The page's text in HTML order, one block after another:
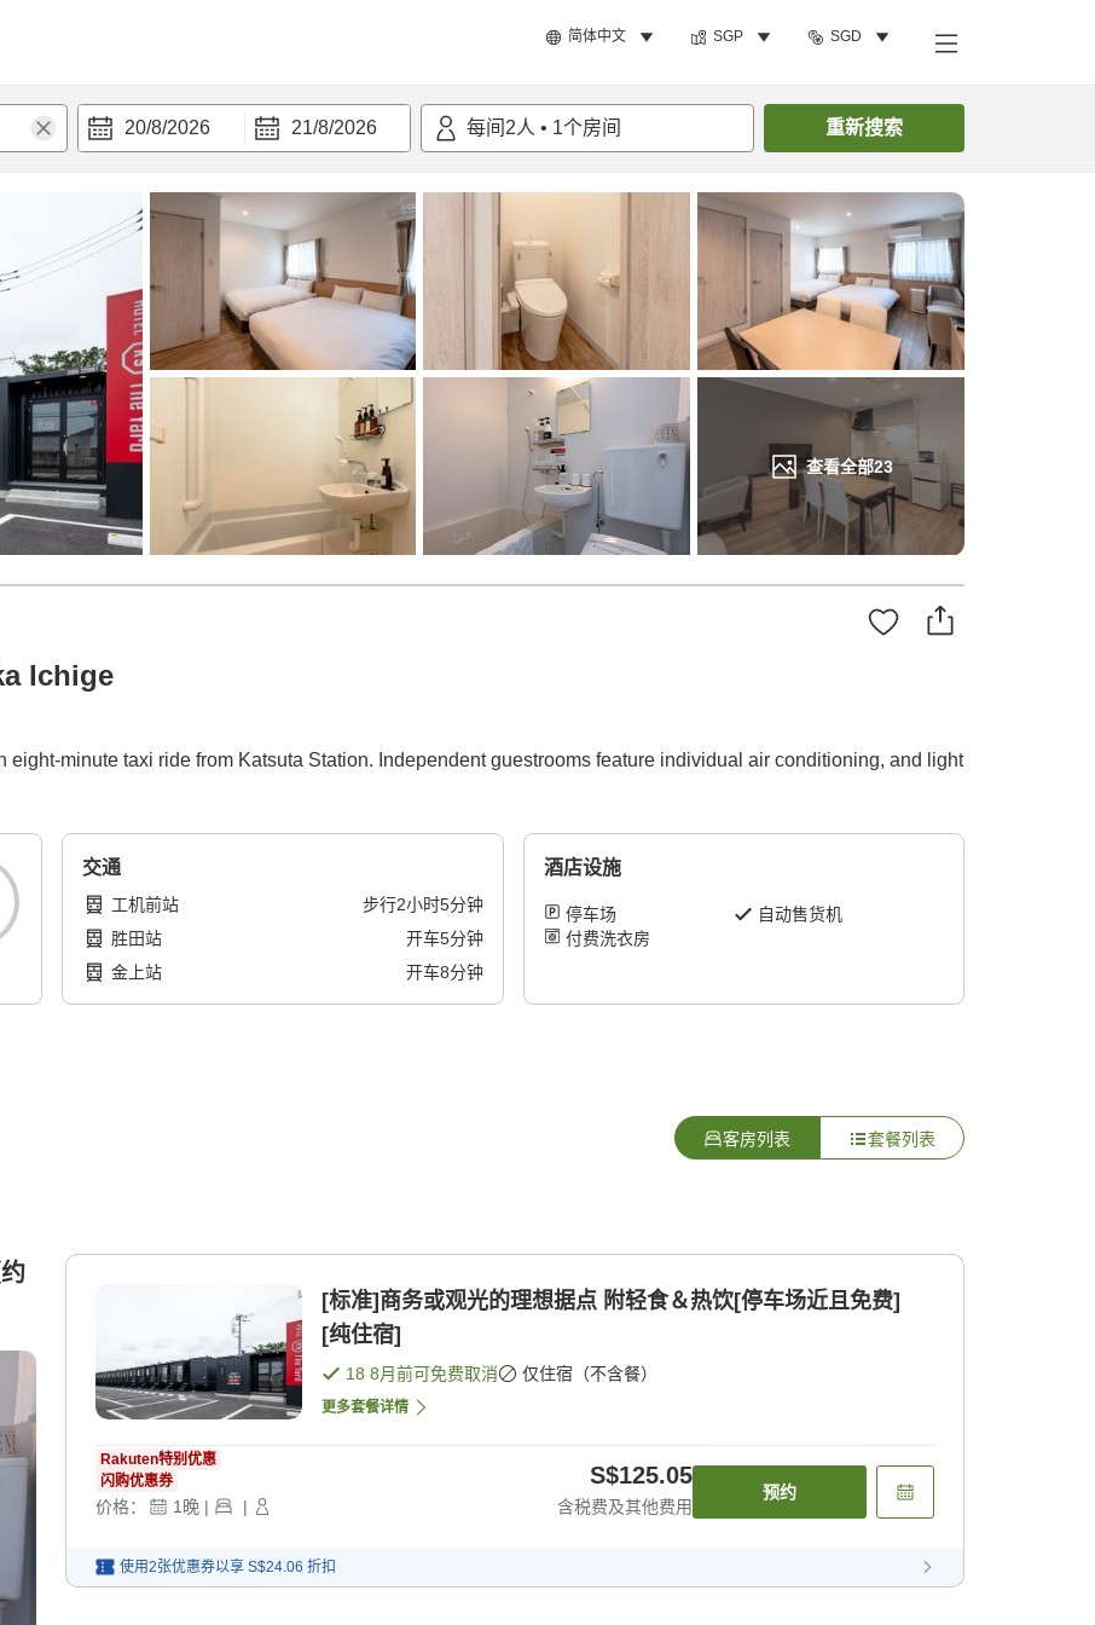
简体中文 SGP SGD
20/8/2026 21/8/2026 每间 2人 • 1个房间 重新搜索
查看全部23
搜索客房
Ichige
eight-minute taxi ride from Katsuta Station. Independent guestrooms feature individual air conditioning, and light
交通
工机前站 步行2小时5分钟
胜田站
开车5分钟
金上站
开车8分钟
酒店设施
停车场
自动售货机
付费洗衣房
客房列表 套餐列表
[标准]商务或观光的理想据点 附轻食＆热饮[停车场近且免费]
[纯住宿]
18 8月前可免费取消 仅住宿（不含餐）
更多套餐详情
Rakuten特别优惠
闪购优惠券
价格： 1晚 | |
S$125.05
含税费及其他费用
预约
使用2张优惠券以享 S$24.06 折扣